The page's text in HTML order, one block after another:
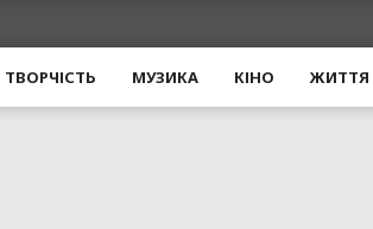
ТВОРЧІСТЬ МУЗИКА КІНО ЖИТТЯ